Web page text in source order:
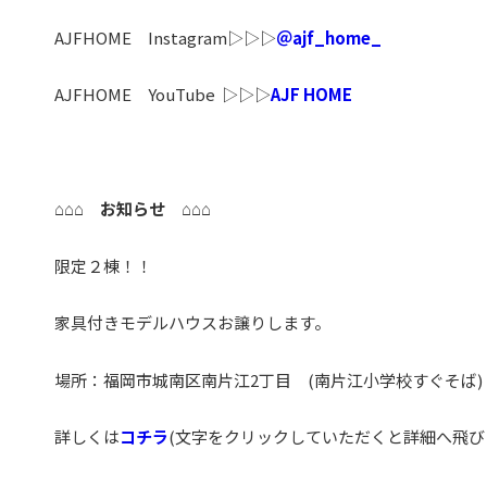
AJFHOME Instagram▷▷▷＠ajf_home_
AJFHOME YouTube ▷▷▷AJF HOME
⌂⌂⌂ お知らせ ⌂⌂⌂
限定２棟！！
家具付きモデルハウスお譲りします。
場所：福岡市城南区南片江2丁目 (南片江小学校すぐそば)
詳しくはコチラ(文字をクリックしていただくと詳細へ飛